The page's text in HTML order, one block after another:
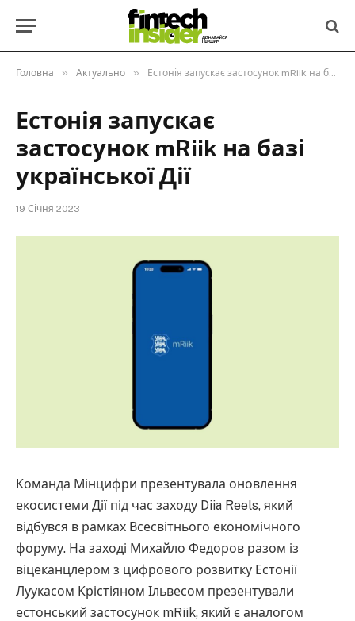
Головна » Актуально » Естонія запускає застосунок mRiik на базі української Дії
Естонія запускає
застосунок mRiik на базі
української Дії
19 Січня 2023
Команда Мінцифри презентувала оновлення
екосистеми Дії під час заходу Diia Reels, який
відбувся в рамках Всесвітнього економічного
форуму. На заході Михайло Федоров разом із
віцеканцлером з цифрового розвитку Естонії
Луукасом Крістіяном Ільвесом презентували
естонський застосунок mRiik, який є аналогом